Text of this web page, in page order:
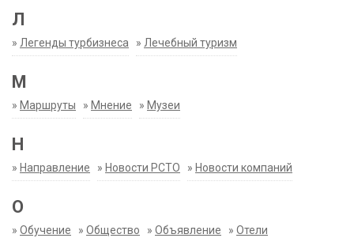
Л
» Легенды турбизнеса » Лечебный туризм
М
» Маршруты » Мнение » Музеи
Н
» Направление » Новости РСТО » Новости компаний
О
» Обучение » Общество » Объявление » Отели